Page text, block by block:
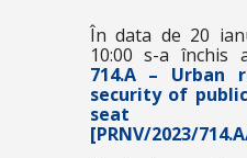
În data de 20
10:00 s-a închis
714.A – Urban
security of
seat
[PRNV/2023/